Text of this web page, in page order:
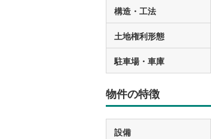
構造・工法
土地権利形態
駐車場・車庫
物件の特徴
設備